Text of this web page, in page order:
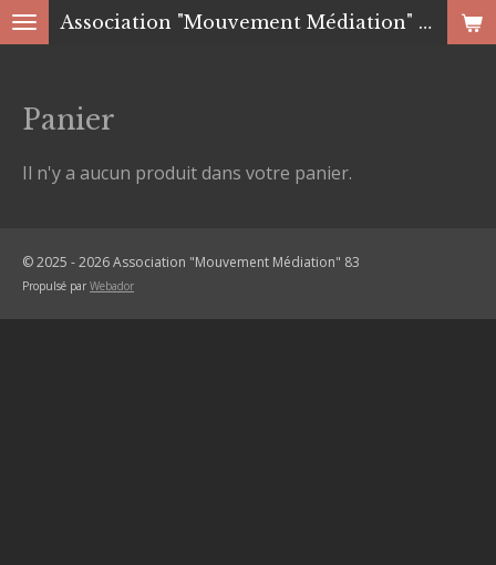
Passer
principal
Association "Mouvement Médiation" 83
Panier
Il n'y a aucun produit dans votre panier.
© 2025 - 2026 Association "Mouvement Médiation" 83
Propulsé par Webador